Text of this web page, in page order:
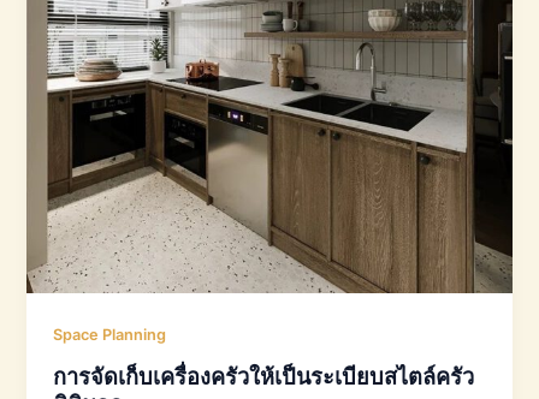
Space Planning
การจัดเก็บเครื่องครัวให้เป็นระเบียบสไตล์ครัว